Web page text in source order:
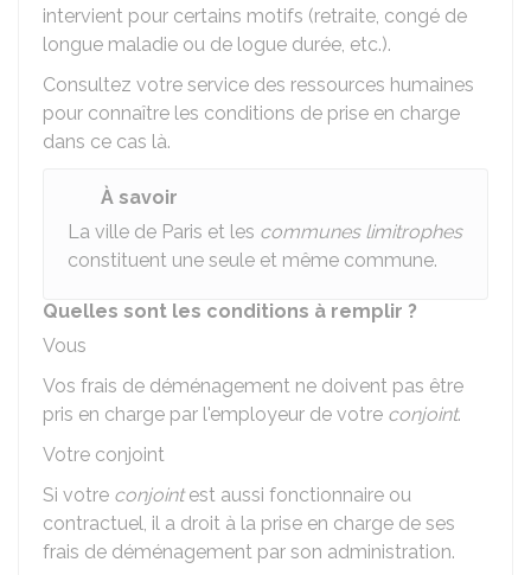
intervient pour certains motifs (retraite, congé de
longue maladie ou de logue durée, etc.).
Consultez votre service des ressources humaines
pour connaître les conditions de prise en charge
dans ce cas là.
À savoir
La ville de Paris et les communes limitrophes
constituent une seule et même commune.
Quelles sont les conditions à remplir ?
Vous
Vos frais de déménagement ne doivent pas être
pris en charge par l'employeur de votre conjoint.
Votre conjoint
Si votre conjointest aussi fonctionnaire ou
contractuel, il a droit à la prise en charge de ses
frais de déménagement par son administration.